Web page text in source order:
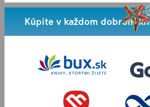
Kúpite v každom dobrom